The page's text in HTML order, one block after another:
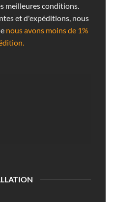
meilleures conditions.
et d'expéditions, nous
nous avons moins de 1%